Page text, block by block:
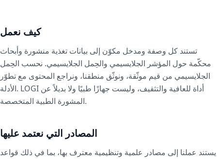
كيف نعمل
تستند كل وصفة ومدخل مكوّن إلى بيانات تغذية منشورة وأبحاث
محكّمة حول المؤشر الجلايسيمي والحِمل الجلايسيمي. نحسب الحِمل
الجلايسيمي من قيم موثّقة، ونوثّق منطقنا، ونراجع المحتوى مع تطوّر
الأدلة. LOGI أداة للعافية والتثقيف، وليست جهازًا طبيًا ولا بديلاً عن
المشورة الطبية المتخصصة.
المصادر التي نعتمد عليها
يستند عملنا إلى مصادر علمية وتنظيمية معترف بها، بما في ذلك قواعد